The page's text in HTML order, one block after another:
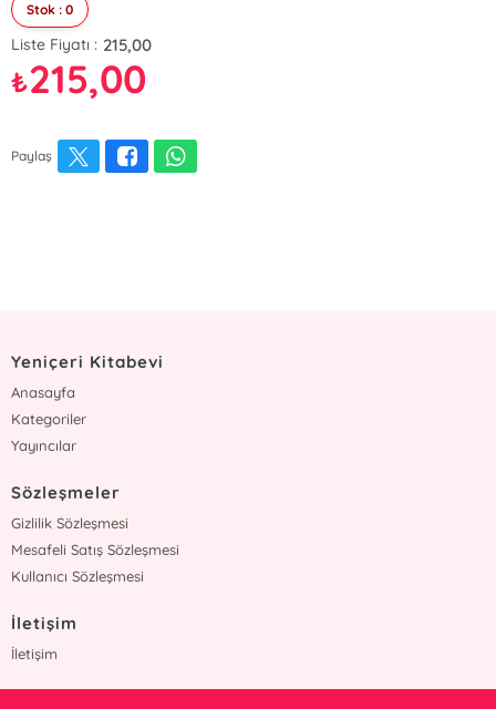
Stok : 0
Liste Fiyatı : 215,00
₺215,00
Paylaş
Yeniçeri Kitabevi
Anasayfa
Kategoriler
Yayıncılar
Sözleşmeler
Gizlilik Sözleşmesi
Mesafeli Satış Sözleşmesi
Kullanıcı Sözleşmesi
İletişim
İletişim